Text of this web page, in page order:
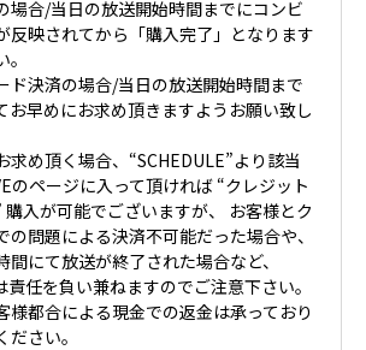
場合/当日の放送開始時間までにコンビ
反映されてから「購入完了」となります
ド決済の場合/当日の放送開始時間まで
お早めにお求め頂きますようお願い致し
求め頂く場合、“SCHEDULE”より該当
のページに入って頂ければ “クレジット
購入が可能でございますが、 お客様とク
の問題による決済不可能だった場合や、
にて放送が終了された場合など、
任を負い兼ねますのでご注意下さい。
都合による現金での返金は承っており
さい。